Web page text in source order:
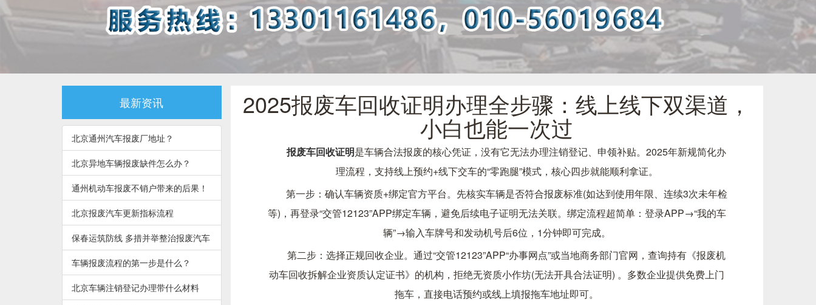
最新资讯
北京通州汽车报废厂地址？
北京异地车辆报废缺件怎么办？
通州机动车报废不销户带来的后果！
北京报废汽车更新指标流程
保春运筑防线 多措并举整治报废汽车
车辆报废流程的第一步是什么？
北京车辆注销登记办理带什么材料
2025报废车回收证明办理全步骤：线上线下双渠道，
小白也能一次过
报废车回收证明是车辆合法报废的核心凭证，没有它无法办理注销登记、申领补贴。2025年新规简化办
理流程，支持线上预约+线下交车的“零跑腿”模式，核心四步就能顺利拿证。
第一步：确认车辆资质+绑定官方平台。先核实车辆是否符合报废标准(如达到使用年限、连续3次未年检
等)，再登录“交管12123”APP绑定车辆，避免后续电子证明无法关联。绑定流程超简单：登录APP→“我的车
辆”→输入车牌号和发动机号后6位，1分钟即可完成。
第二步：选择正规回收企业。通过“交管12123”APP“办事网点”或当地商务部门官网，查询持有《报废机
动车回收拆解企业资质认定证书》的机构，拒绝无资质小作坊(无法开具合法证明) 。多数企业提供免费上门
拖车，直接电话预约或线上填报拖车地址即可。